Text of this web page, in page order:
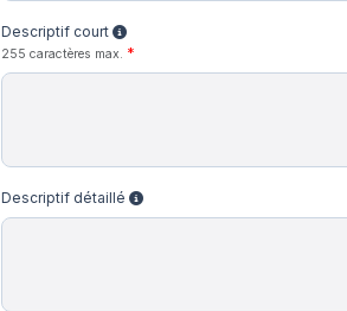
Descriptif court
255 caractères max.
Descriptif détaillé